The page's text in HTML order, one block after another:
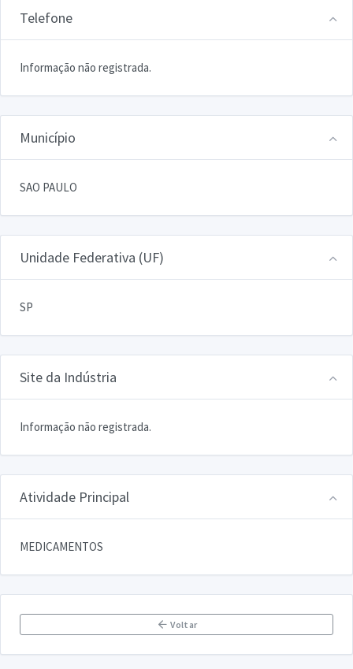
Telefone
Informação não registrada.
Município
SAO PAULO
Unidade Federativa (UF)
SP
Site da Indústria
Informação não registrada.
Atividade Principal
MEDICAMENTOS
Voltar